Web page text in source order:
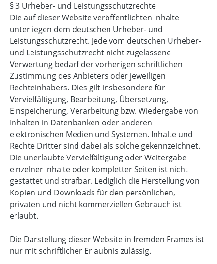
§ 3 Urheber- und Leistungsschutzrechte
Die auf dieser Website veröffentlichten Inhalte
unterliegen dem deutschen Urheber- und
Leistungsschutzrecht. Jede vom deutschen Urheber-
und Leistungsschutzrecht nicht zugelassene
Verwertung bedarf der vorherigen schriftlichen
Zustimmung des Anbieters oder jeweiligen
Rechteinhabers. Dies gilt insbesondere für
Vervielfältigung, Bearbeitung, Übersetzung,
Einspeicherung, Verarbeitung bzw. Wiedergabe von
Inhalten in Datenbanken oder anderen
elektronischen Medien und Systemen. Inhalte und
Rechte Dritter sind dabei als solche gekennzeichnet.
Die unerlaubte Vervielfältigung oder Weitergabe
einzelner Inhalte oder kompletter Seiten ist nicht
gestattet und strafbar. Lediglich die Herstellung von
Kopien und Downloads für den persönlichen,
privaten und nicht kommerziellen Gebrauch ist
erlaubt.
Die Darstellung dieser Website in fremden Frames ist
nur mit schriftlicher Erlaubnis zulässig.